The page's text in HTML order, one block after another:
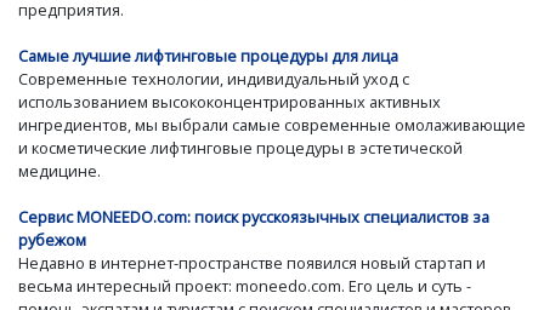
предприятия.
Самые лучшие лифтинговые процедуры для лица
Современные технологии, индивидуальный уход с
использованием высококонцентрированных активных
ингредиентов, мы выбрали самые современные омолаживающие
и косметические лифтинговые процедуры в эстетической
медицине.
Сервис MONEEDO.com: поиск русскоязычных специалистов за
рубежом
Недавно в интернет-пространстве появился новый стартап и
весьма интересный проект: moneedo.com. Его цель и суть -